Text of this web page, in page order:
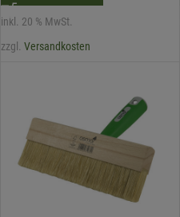
inkl. 20 % MwSt.
zzgl. Versandkosten